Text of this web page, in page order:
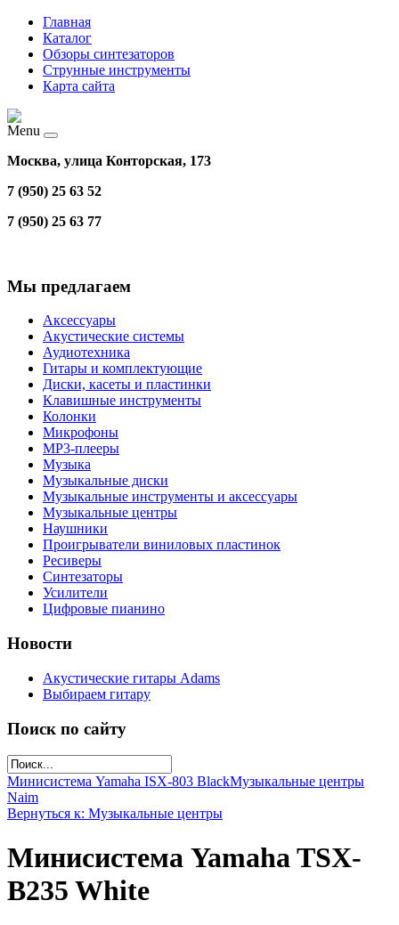
Главная
Каталог
Обзоры синтезаторов
Струнные инструменты
Карта сайта
Menu
Москва, улица Конторская, 173
7 (950) 25 63 52
7 (950) 25 63 77
Мы предлагаем
Аксессуары
Акустические системы
Аудиотехника
Гитары и комплектующие
Диски, касеты и пластинки
Клавишные инструменты
Колонки
Микрофоны
МР3-плееры
Музыка
Музыкальные диски
Музыкальные инструменты и аксессуары
Музыкальные центры
Наушники
Проигрыватели виниловых пластинок
Ресиверы
Синтезаторы
Усилители
Цифровые пианино
Новости
Акустические гитары Adams
Выбираем гитару
Поиск по сайту
Минисистема Yamaha ISX-803 BlackМузыкальные центры
Naim
Вернуться к: Музыкальные центры
Минисистема Yamaha TSX-
B235 White